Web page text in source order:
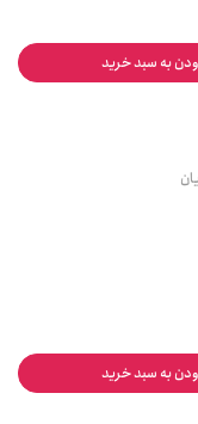
به سبد خرید
به سبد خرید